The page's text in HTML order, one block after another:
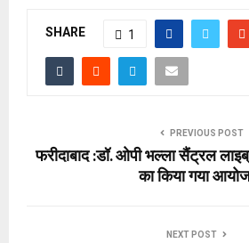
SHARE 1
PREVIOUS POST
फरीदाबाद :डॉ. ओपी भल्ला सैंट्रल
का किया गया
NEXT POST